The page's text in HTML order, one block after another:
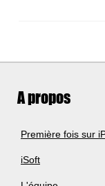
A propos
Première fois sur
iSoft